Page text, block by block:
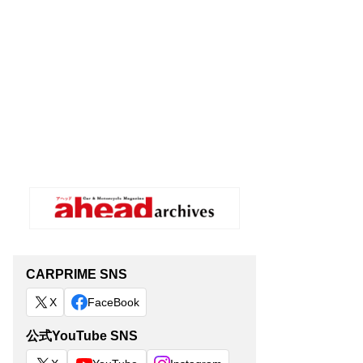
CARPRIME SNS
X FaceBook
公式YouTube SNS